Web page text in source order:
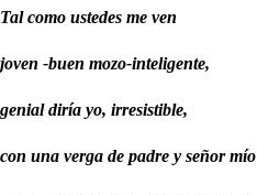
Tal como ustedes me ven
joven -buen mozo-inteligente,
genial diría yo, irresistible,
con una verga de padre y señor mío